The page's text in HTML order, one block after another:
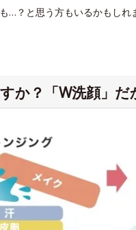
…？と思う方もいるかもしれ
か？「W洗顔」だ